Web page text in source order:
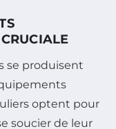
se produisent
optent pour
soucier de leur